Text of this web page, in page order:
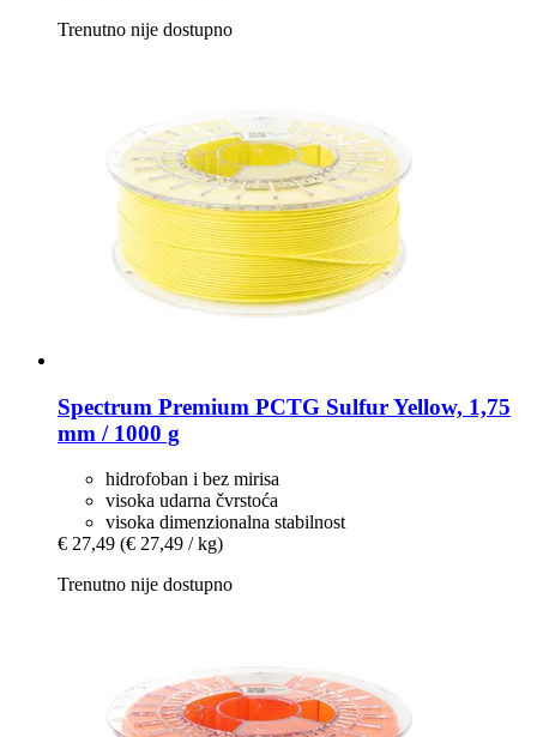
Trenutno nije dostupno
Spectrum Premium PCTG Sulfur Yellow, 1,75
mm / 1000 g
hidrofoban i bez mirisa
visoka udarna čvrstoća
visoka dimenzionalna stabilnost
€ 27,49 (€ 27,49 / kg)
Trenutno nije dostupno